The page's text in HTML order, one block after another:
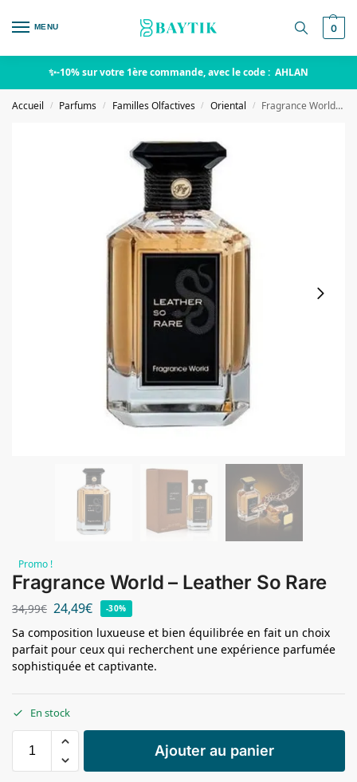
MENU 0
✨-10% sur votre 1ère commande, avec le code : AHLAN
Accueil / Parfums / Familles Olfactives / Oriental / Fragrance World – Leather So Rare
Promo !
Fragrance World – Leather So Rare
34,99€ 24,49€ -30%
Sa composition luxueuse et bien équilibrée en fait un choix
parfait pour ceux qui recherchent une expérience parfumée
sophistiquée et captivante.
En stock
Ajouter au panier